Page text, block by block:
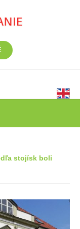
stojísk boli